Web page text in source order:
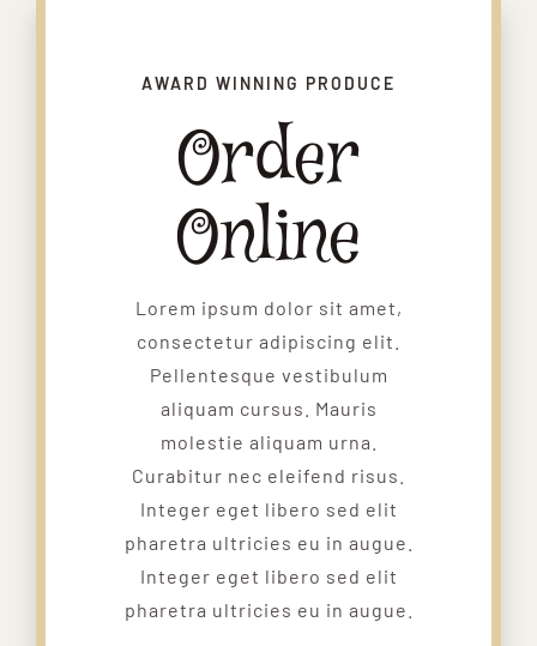
AWARD WINNING PRODUCE
Order
Online
Lorem ipsum dolor sit amet,
consectetur adipiscing elit.
Pellentesque vestibulum
aliquam cursus. Mauris
molestie aliquam urna.
Curabitur nec eleifend risus.
Integer eget libero sed elit
pharetra ultricies eu in augue.
Integer eget libero sed elit
pharetra ultricies eu in augue.